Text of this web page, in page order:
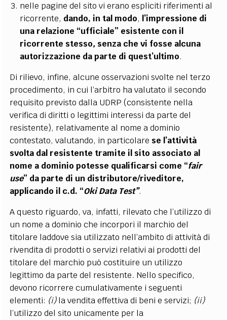
nelle pagine del sito vi erano espliciti riferimenti al
ricorrente, dando, in tal modo, l’impressione di
una relazione “ufficiale” esistente con il
ricorrente stesso, senza che vi fosse alcuna
autorizzazione da parte di quest’ultimo.
Di rilievo, infine, alcune osservazioni svolte nel terzo
procedimento, in cui l’arbitro ha valutato il secondo
requisito previsto dalla UDRP (consistente nella
verifica di diritti o legittimi interessi da parte del
resistente), relativamente al nome a dominio
contestato, valutando, in particolare se l’attività
svolta dal resistente tramite il sito associato al
nome a dominio potesse qualificarsi come “fair
use” da parte di un distributore/riveditore,
applicando il c.d. “Oki Data Test”.
A questo riguardo, va, infatti, rilevato che l’utilizzo di
un nome a dominio che incorpori il marchio del
titolare laddove sia utilizzato nell’ambito di attività di
rivendita di prodotti o servizi relativi ai prodotti del
titolare del marchio può costituire un utilizzo
legittimo da parte del resistente. Nello specifico,
devono ricorrere cumulativamente i seguenti
elementi: (i)la vendita effettiva di beni e servizi; (ii)
l’utilizzo del sito unicamente per la